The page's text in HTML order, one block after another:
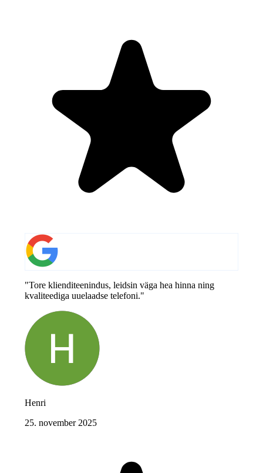
"Tore klienditeenindus, leidsin väga hea hinna ning
kvaliteediga uuelaadse telefoni."
Henri
25. november 2025